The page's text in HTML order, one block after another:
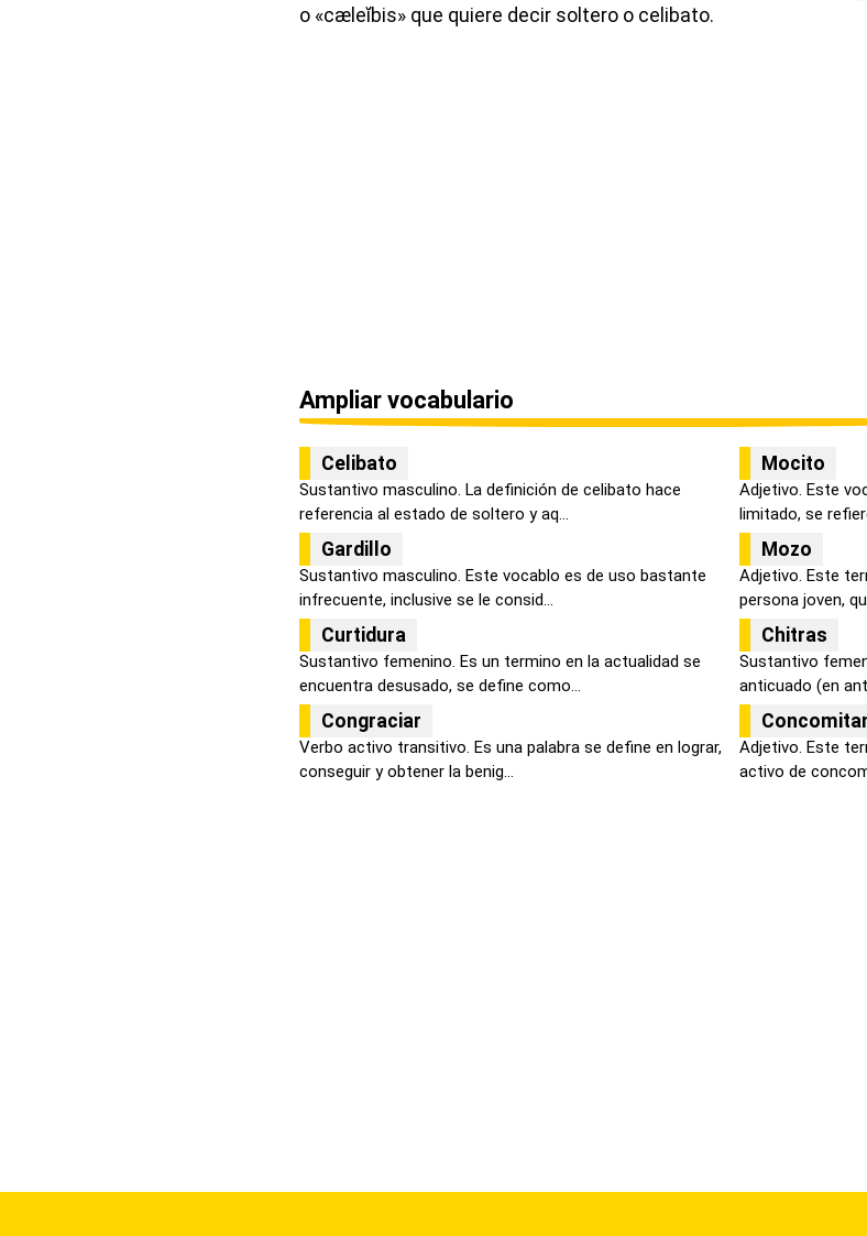
o «cæleĭbis» que quiere decir soltero o celibato.
Ampliar vocabulario
Celibato
Sustantivo masculino. La definición de celibato hace
referencia al estado de soltero y aq...
Mocito
Adjetivo. Este
limitado, se
Gardillo
Sustantivo masculino. Este vocablo es de uso bastante
infrecuente, inclusive se le consid...
Mozo
Adjetivo. Este
persona joven,
Curtidura
Sustantivo femenino. Es un termino en la actualidad se
encuentra desusado, se define como...
Chitras
Sustantivo
anticuado (en
Congraciar
Verbo activo transitivo. Es una palabra se define en lograr,
conseguir y obtener la benig...
Adjetivo. Este
activo de